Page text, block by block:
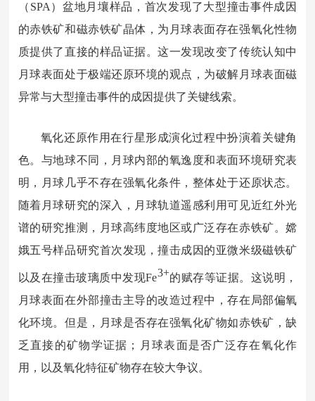
（SPA）盆地月壤样品，首次发现了大型撞击事件成因
的赤铁矿和磁赤铁矿晶体，为月球表面存在强氧化性物
质提供了直接的样品证据。这一发现改变了传统认知中
月球表面处于极端还原环境的观点，为破解月球表面磁
异常与大型撞击事件的成因提供了关键线索。
氧化还原作用在行星形成演化过程中扮演着关键角
色。与地球不同，月球内部的氧逸度和表面环境研究表
明，月球几乎不存在强氧化条件，整体处于还原状态。
随着月球研究的深入，月球轨道遥感利用可见近红外光
谱的研究推测，月球高纬度地区或广泛存在赤铁矿。嫦
娥五号样品研究首次发现，撞击成因的亚微米级磁铁矿
以及在撞击玻璃质中发现Fe3+的赋存等证据。这说明，
月球表面在外部撞击主导的改造过程中，存在局部偏氧
化环境。但是，月球是否存在强氧化矿物如赤铁矿，缺
乏直接的矿物学证据；月球表面是否广泛存在氧化作
用，以及氧化特征矿物存在较大争议。